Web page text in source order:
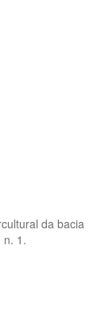
da bacia
n. 1.